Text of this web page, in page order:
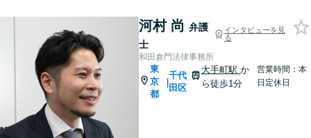
河村 尚 弁護
士
インタビューを見
る
和田倉門法律事務所
東
京
都
|
千代
田区
大手町駅か
ら徒歩1分
営業時間：本
日定休日